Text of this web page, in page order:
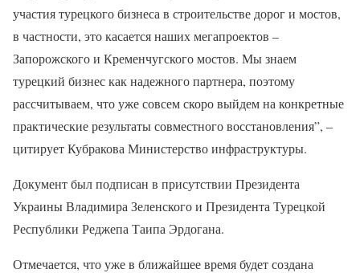
участия турецкого бизнеса в строительстве дорог и мостов,
в частности, это касается наших мегапроектов –
Запорожского и Кременчугского мостов. Мы знаем
турецкий бизнес как надежного партнера, поэтому
рассчитываем, что уже совсем скоро выйдем на конкретные
практические результаты совместного восстановления”, –
цитирует Кубракова Министерство инфраструктуры.
Документ был подписан в присутствии Президента
Украины Владимира Зеленского и Президента Турецкой
Республики Реджепа Таипа Эрдогана.
Отмечается, что уже в ближайшее время будет создана